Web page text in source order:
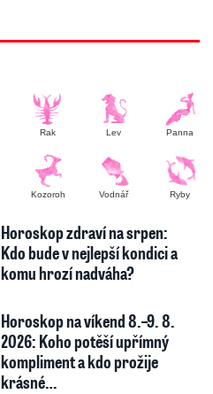
Rak Lev Panna
Kozoroh Vodnář Ryby
Horoskop zdraví na srpen:
Kdo bude v nejlepší kondici a
komu hrozí nadváha?
Horoskop na víkend 8.–9. 8.
2026: Koho potěší upřímný
kompliment a kdo prožije
krásné…